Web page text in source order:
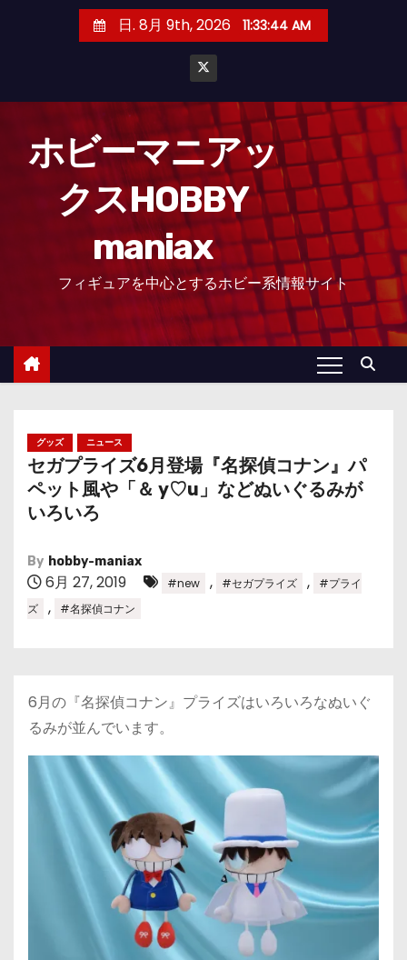
日. 8月 9th, 2026 11:33:45 AM
ホビーマニアッ
クスHOBBY
maniax
フィギュアを中心とするホビー系情報サイト
グッズ ニュース
セガプライズ6月登場『名探偵コナン』パ
ペット風や「＆ y♡u」などぬいぐるみが
いろいろ
By hobby-maniax
6月 27, 2019 #new , #セガプライズ ,
#プライ
ズ
, #名探偵コナン
6月の『名探偵コナン』プライズはいろいろなぬいぐ
るみが並んでいます。